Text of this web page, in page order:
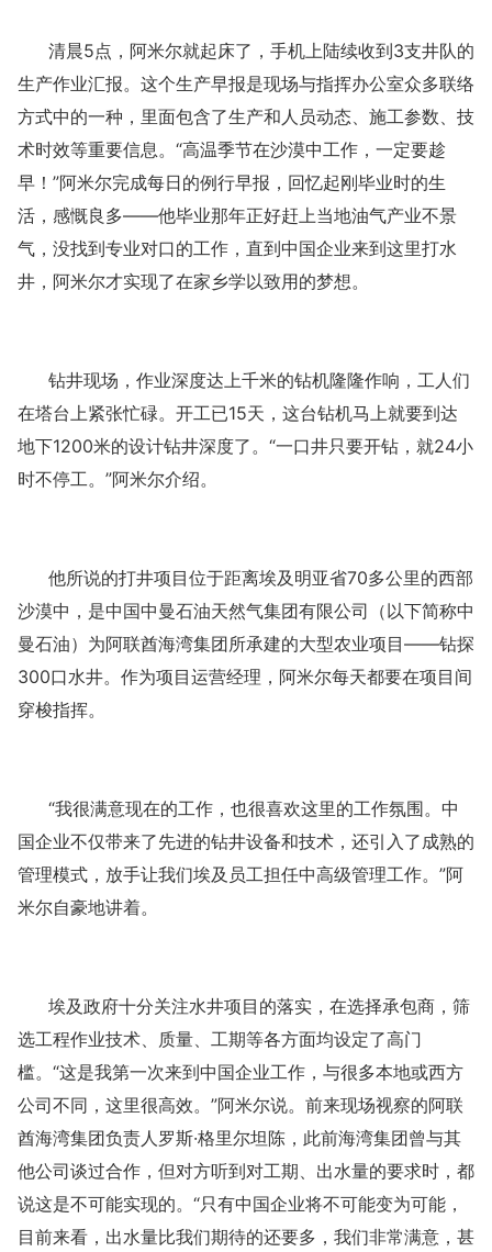
清晨5点，阿米尔就起床了，手机上陆续收到3支井队的
生产作业汇报。这个生产早报是现场与指挥办公室众多联络
方式中的一种，里面包含了生产和人员动态、施工参数、技
术时效等重要信息。“高温季节在沙漠中工作，一定要趁
早！”阿米尔完成每日的例行早报，回忆起刚毕业时的生
活，感慨良多——他毕业那年正好赶上当地油气产业不景
气，没找到专业对口的工作，直到中国企业来到这里打水
井，阿米尔才实现了在家乡学以致用的梦想。
钻井现场，作业深度达上千米的钻机隆隆作响，工人们
在塔台上紧张忙碌。开工已15天，这台钻机马上就要到达
地下1200米的设计钻井深度了。“一口井只要开钻，就24小
时不停工。”阿米尔介绍。
他所说的打井项目位于距离埃及明亚省70多公里的西部
沙漠中，是中国中曼石油天然气集团有限公司（以下简称中
曼石油）为阿联酋海湾集团所承建的大型农业项目——钻探
300口水井。作为项目运营经理，阿米尔每天都要在项目间
穿梭指挥。
“我很满意现在的工作，也很喜欢这里的工作氛围。中
国企业不仅带来了先进的钻井设备和技术，还引入了成熟的
管理模式，放手让我们埃及员工担任中高级管理工作。”阿
米尔自豪地讲着。
埃及政府十分关注水井项目的落实，在选择承包商，筛
选工程作业技术、质量、工期等各方面均设定了高门
槛。 “这是我第一次来到中国企业工作，与很多本地或西方
公司不同，这里很高效。”阿米尔说。前来现场视察的阿联
酋海湾集团负责人罗斯·格里尔坦陈，此前海湾集团曾与其
他公司谈过合作，但对方听到对工期、出水量的要求时，都
说这是不可能实现的。“只有中国企业将不可能变为可能，
目前来看，出水量比我们期待的还要多，我们非常满意，甚